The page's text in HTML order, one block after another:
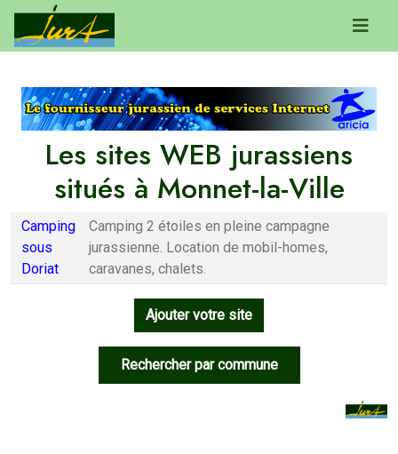
Les sites WEB jurassiens
situés à Monnet-la-Ville
Camping
sous
Doriat
Camping 2 étoiles en pleine campagne
jurassienne. Location de mobil-homes,
caravanes, chalets.
Ajouter votre site
Rechercher par commune